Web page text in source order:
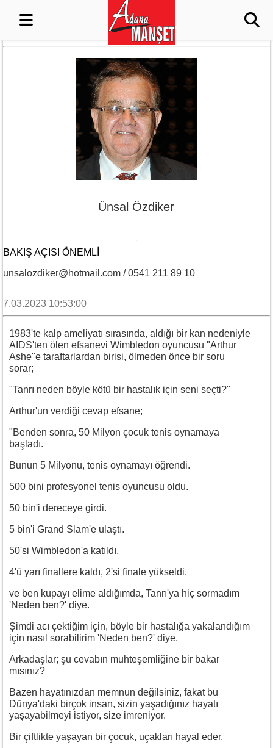
Ünsal Özdiker
BAKIŞ AÇISI ÖNEMLI
unsalozdiker@hotmail.com / 0541 211 89 10
7.03.2023 10:53:00
1983'te kalp ameliyatı sırasında, aldığı bir kan nedeniyle
AIDS'ten ölen efsanevi Wimbledon oyuncusu "Arthur
Ashe"e taraftarlardan birisi, ölmeden önce bir soru
sorar;
"Tanrı neden böyle kötü bir hastalık için seni seçti?"
Arthur'un verdiği cevap efsane;
"Benden sonra, 50 Milyon çocuk tenis oynamaya
başladı.
Bunun 5 Milyonu, tenis oynamayı öğrendi.
500 bini profesyonel tenis oyuncusu oldu.
50 bin'i dereceye girdi.
5 bin'i Grand Slam'e ulaştı.
50'si Wimbledon'a katıldı.
4'ü yarı finallere kaldı, 2'si finale yükseldi.
ve ben kupayı elime aldığımda, Tanrı'ya hiç sormadım
'Neden ben?' diye.
Şimdi acı çektiğim için, böyle bir hastalığa yakalandığım
için nasıl sorabilirim 'Neden ben?' diye.
Arkadaşlar; şu cevabın muhteşemliğine bir bakar
mısınız?
Bazen hayatınızdan memnun değilsiniz, fakat bu
Dünya'daki birçok insan, sizin yaşadığınız hayatı
yaşayabilmeyi istiyor, size imreniyor.
Bir çiftlikte yaşayan bir çocuk, uçakları hayal eder.